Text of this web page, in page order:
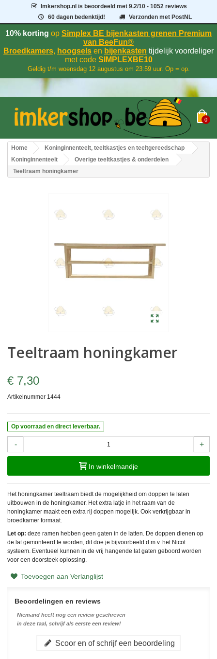
Imkershop.nl is beoordeeld met9.2/10 - 1052 reviews
60 dagen bedenktijd!
Verzonden met PostNL
10% korting op Simplex BE bijenkasten grenen Premium
van BeeFun®
Broedkamers, hoogsels en bijenkasten tijdelijk voordeliger
met codeSIMPLEXBE10
Geldig t/m woensdag 12 augustus om 23:59 uur. Op = op.
0
Home
Koninginnenteelt, teeltkastjes en teeltgereedschap
Koninginnenteelt
Overige teeltkastjes & onderdelen
Teeltraam honingkamer
Teeltraam honingkamer
€ 7,30
Artikelnummer 1444
Op voorraad en direct leverbaar.
- +
In winkelmandje
Het honingkamer teeltraam biedt de mogelijkheid om doppen te laten
uitbouwen in de honingkamer. Het extra latje in het raam van de
honingkamer maakt een extra rij doppen mogelijk. Ook verkrijgbaar in
broedkamer formaat.
Let op: deze ramen hebben geen gaten in de latten. De doppen dienen op
de lat gemonteerd te worden, dit doe je bijvoorbeeld d.m.v. het Nicot
systeem. Eventueel kunnen in de vrij hangende lat gaten geboord worden
voor een doorsteek oplossing.
Toevoegen aan Verlanglijst
Beoordelingen en reviews
Niemand heeft nog een review geschreven
in deze taal, schrijf als eerste een review!
Scoor en of schrijf een beoordeling